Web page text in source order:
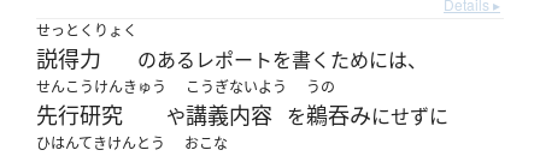
Details ▸
せっとくりょく
説得力 のあるレポートを書くためには、
せんこうけんきゅう
先行研究 や
こうぎないよう
講義内容 を
うの
鵜吞みにせずに
ひはんてきけんとう おこな